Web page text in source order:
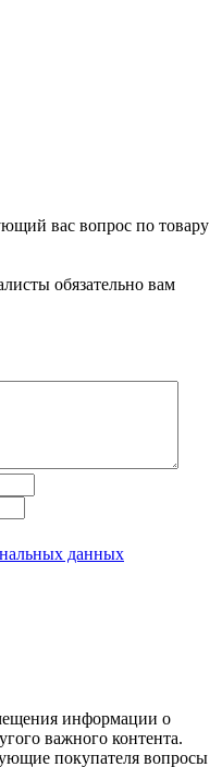
вас вопрос по товару
обязательно вам
данных
информации о
важного контента.
покупателя вопросы